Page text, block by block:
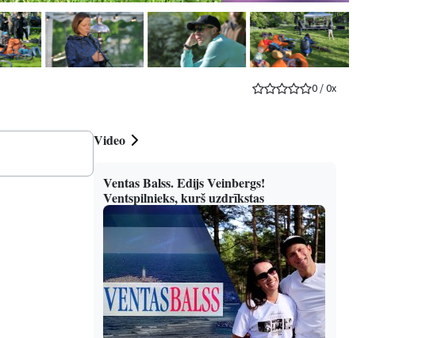
0/0x
Video
Ventas Balss. Edijs Veinbergs!
Ventspilnieks, kurš uzdrīkstas